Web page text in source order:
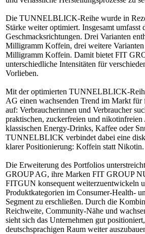
Die TUNNELBLICK-Reihe wurde in
Stärke weiter optimiert. Insgesamt umfasst
Geschmacksrichtungen. Drei Varianten
Milligramm Koffein, drei weitere
Milligramm Koffein. Damit bietet FIT
unterschiedliche Intensitäten für
Vorlieben.
Mit der optimierten TUNNELBLICK-
AG einen wachsenden Trend im Markt für
auf: Verbraucherinnen und Verbraucher
praktischen, zuckerfreien und nikotinfreien
klassischen Energy-Drinks, Kaffee oder
TUNNELBLICK verbindet dabei eine
klarer Positionierung: Koffein statt Nikotin.
Die Erweiterung des Portfolios
GROUP AG, ihre Marken FIT GROUP
FITGUN konsequent weiterzuentwickeln
Produktkategorien im Consumer-Health-
Segment zu erschließen. Durch die
Reichweite, Community-Nähe und
sieht sich das Unternehmen gut
deutschsprachigen Raum weiter